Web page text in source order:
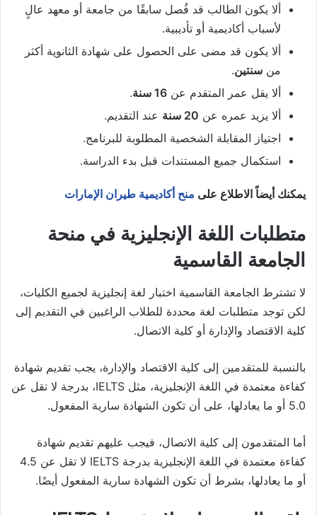
ألا يكون الطالب قد فُصل سابقًا من جامعة أو معهد عالٍ
لأسباب أكاديمية أو تأديبية.
ألا يكون قد مضى على الحصول على شهادة الثانوية أكثر
من سنتين.
ألا يقل عمر المتقدم عن 16 سنة
.
ألا يزيد عمره عن 20 سنة
عند التقديم.
اجتياز المقابلة الشخصية المطلوبة للبرنامج.
استكمال جميع المستندات قبل بدء الدراسة.
يمكنك أيضاً الاطلاع على منح أكاديمية طيران الإمارات
متطلبات اللغة الإنجليزية في منحة
الجامعة القاسمية
لا تشترط الجامعة القاسمية اختبار لغة إنجليزية لجميع الكليات،
لكن توجد متطلبات لغة محددة للطلاب الراغبين في التقديم إلى
كلية الاقتصاد والإدارة أو كلية الاتصال.
بالنسبة للمتقدمين إلى كلية الاقتصاد والإدارة، يجب تقديم شهادة
كفاءة معتمدة في اللغة الإنجليزية، مثل IELTS، بدرجة لا تقل عن
5.0 أو ما يعادلها، على أن تكون الشهادة سارية المفعول.
أما المتقدمون إلى كلية الاتصال، فيجب عليهم تقديم شهادة
كفاءة معتمدة في اللغة الإنجليزية بدرجة IELTS لا تقل عن 4.5
أو ما يعادلها، بشرط أن تكون الشهادة سارية المفعول أيضًا.